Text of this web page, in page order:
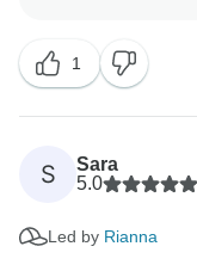
1
S
Sara
5.0
Led by Rianna